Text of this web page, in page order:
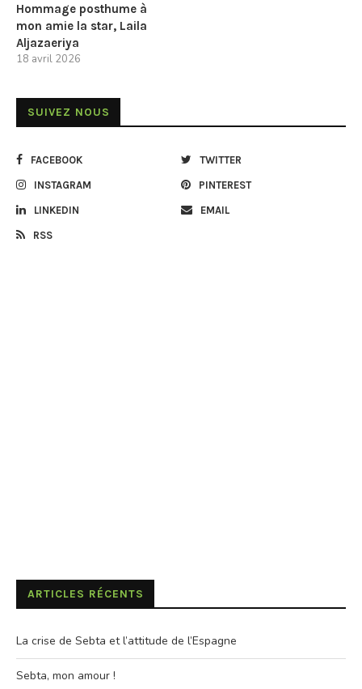
Hommage posthume à
mon amie la star, Laila
Aljazaeriya
18 avril 2026
SUIVEZ NOUS
FACEBOOK TWITTER
INSTAGRAM PINTEREST
LINKEDIN EMAIL
RSS
ARTICLES RÉCENTS
La crise de Sebta et l’attitude de l’Espagne
Sebta, mon amour !